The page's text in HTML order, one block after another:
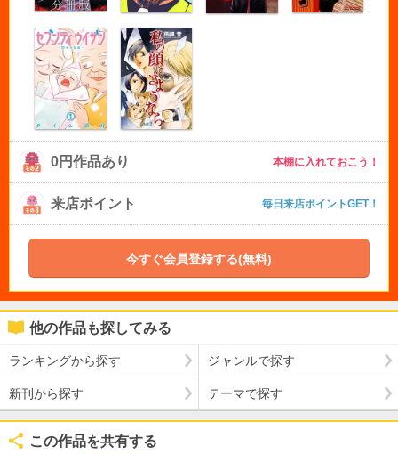
0円作品あり 本棚に入れておこう！
来店ポイント 毎日来店ポイントGET！
今すぐ会員登録する(無料)
他の作品も探してみる
ランキングから探す ジャンルで探す
新刊から探す テーマで探す
この作品を共有する